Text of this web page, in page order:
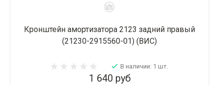
Кронштейн амортизатора 2123 задний правый
(21230-2915560-01) (ВИС)
В наличии: 1 шт.
1 640 руб